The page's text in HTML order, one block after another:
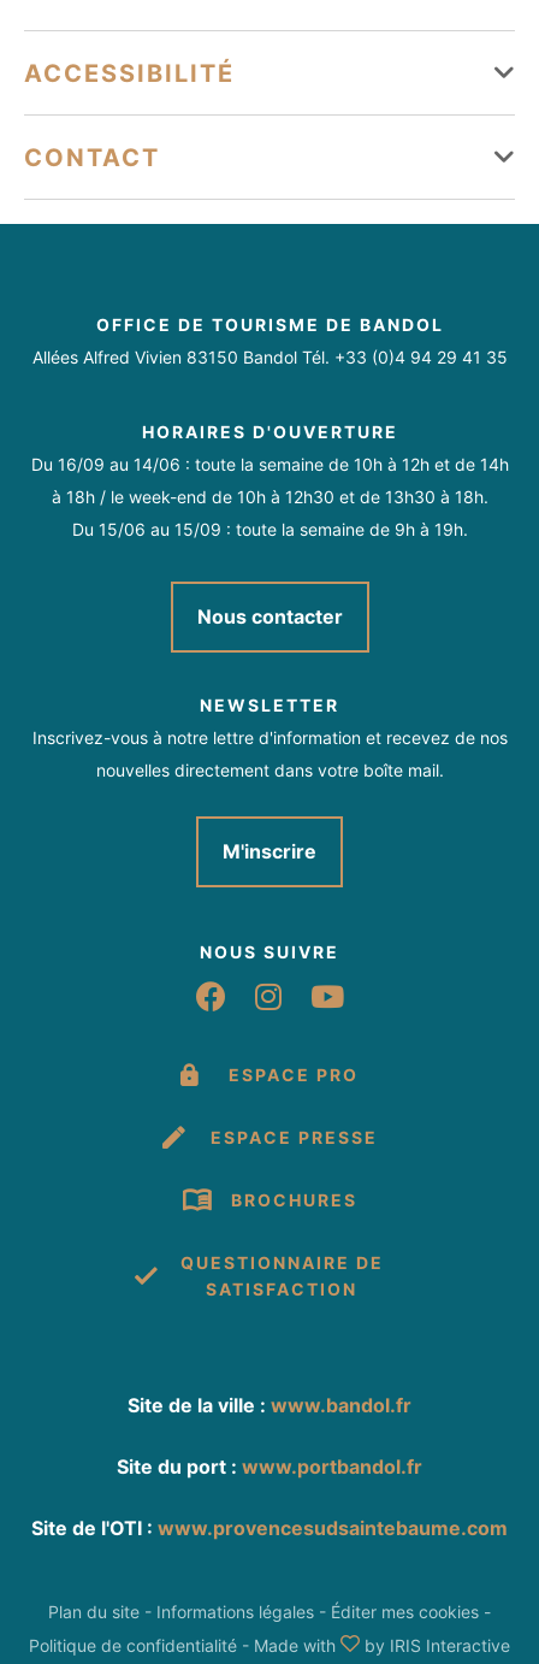
12h30 et de 14h30 à 18h. Fermé le dimanche.
Fermetures exceptionnelles les 1er janvier, Lundi de Pâques,
Restaurant Parking privé Parking Toilettes
Services
Réservation obligatoire
Activités sur place
Dégustation de produits Expositions temporaires
Tarifs
Visite guidée des chais suivi d'une dégustation - 15 € par
Carte bancaire/crédit Espèces
ACCESSIBILITÉ
CONTACT
https://fr-fr.facebook.com/terrebrunebandol/
https://www.instagram.com/domainedeterrebrune/
OFFICE DE TOURISME DE BANDOL
Allées Alfred Vivien 83150 Bandol Tél. +33 (0)4 94 29 41 35
HORAIRES D'OUVERTURE
Du 16/09 au 14/06 : toute la semaine de 10h à 12h et de 14h
à 18h / le week-end de 10h à 12h30 et de 13h30 à 18h.
Du 15/06 au 15/09 : toute la semaine de 9h à 19h.
Nous contacter
NEWSLETTER
Inscrivez-vous à notre lettre d'information et recevez de nos
nouvelles directement dans votre boîte mail.
M'inscrire
NOUS SUIVRE
Suivez-nous sur
Suivez-nous sur
Suivez-nous
ESPACE PRO
ESPACE PRESSE
BROCHURES
QUESTIONNAIRE DE
SATISFACTION
Site de la ville : www.bandol.fr
Site du port : www.portbandol.fr
Site de l'OTI : www.provencesudsaintebaume.com
Plan du site - Informations légales - Éditer mes cookies -
Politique de confidentialité - Made with by IRIS Interactive